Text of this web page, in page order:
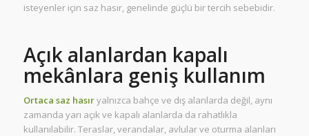
isteyenler için saz hasır, genelinde güçlü bir tercih sebebidir.
Açık alanlardan kapalı
mekânlara geniş kullanım
Ortaca saz hasıryalnızca bahçe ve dış alanlarda değil, aynı
zamanda yarı açık ve kapalı alanlarda da rahatlıkla
kullanılabilir. Teraslar, verandalar, avlular ve oturma alanları